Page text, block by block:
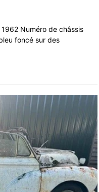
Numéro de châssis
foncé sur des